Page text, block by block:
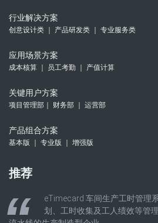
行业解决方案
创意设计类 ｜ 产品研发类 ｜ 专业服务类
应用场景方案
成本核算 ｜ 员工考勤 ｜ 产值计算
关键用户方案
项目管理部｜ 财务部 ｜ 运营部
产品组合方案
基本版 ｜ 专业版 ｜ 增强版
推荐
eTimecard 车间生产工时管理
划、工时收集及工人绩效等管